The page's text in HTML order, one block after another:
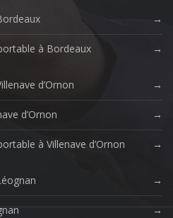
à Bordeaux
d’Ornon
d’Ornon
à Villenave d’Ornon